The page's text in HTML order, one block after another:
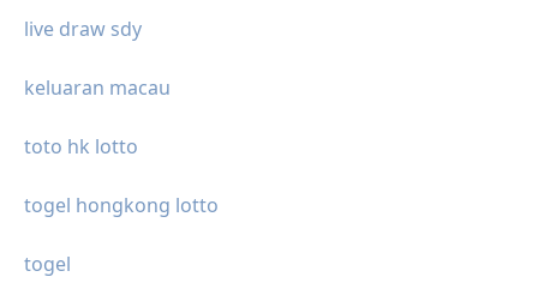
live draw sdy
keluaran macau
toto hk lotto
togel hongkong lotto
togel